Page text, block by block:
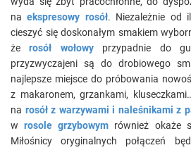
naekspresowy rosół. Niezależnie od
cieszyć się doskonałym smakiem
żerosół wołowyprzypadnie do
przyzwyczajeni są do drobiowego
najlepsze miejsce do próbowania
z makaronem, grzankami,
na rosół z warzywami i naleśnikami z
wrosole grzybowym również okaże
Miłośnicy oryginalnych połączeń